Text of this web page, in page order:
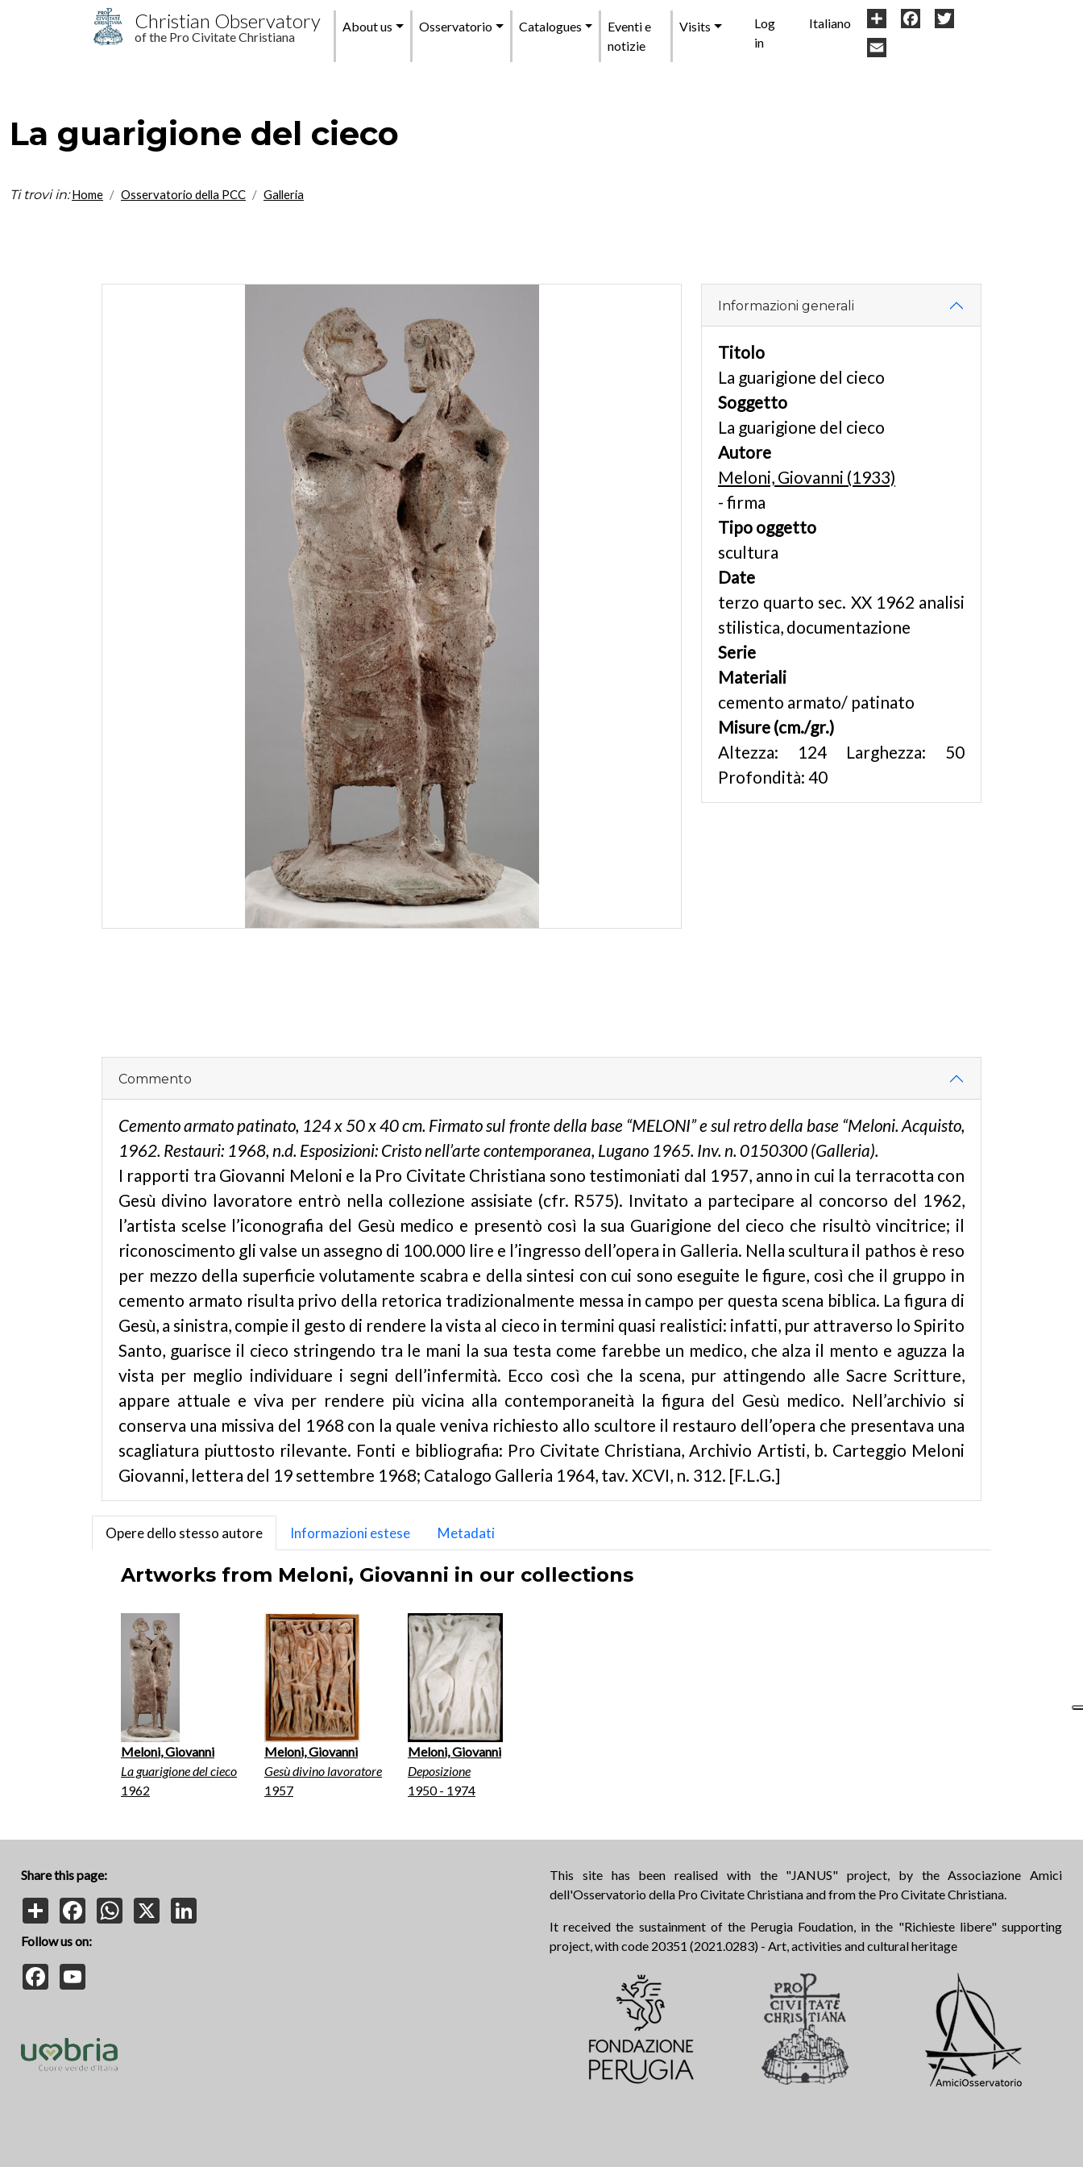
Skip to main content
Christian Observatory
of the Pro Civitate Christiana
Menu
About us Osservatorio Catalogues
Eventi e
notizie
Visits
User
account
Log
in
Italiano Share Facebook
La guarigione del cieco
Ti trovi in: Home Osservatorio della PCC Galleria
Informazioni generali
Titolo
La guarigione del cieco
Soggetto
La guarigione del cieco
Autore
Meloni, Giovanni (1933)
- firma
Tipo oggetto
scultura
Date
terzo quarto sec. XX 1962 analisi
stilistica, documentazione
Serie
Materiali
cemento armato/ patinato
Misure (cm./gr.)
Altezza: 124 Larghezza: 50
Profondità: 40
Commento
Cemento armato patinato, 124 x 50 x 40 cm. Firmato sul fronte della base “MELONI” e sul retro della base “Meloni. Acquisto,
1962. Restauri: 1968, n.d. Esposizioni: Cristo nell’arte contemporanea, Lugano 1965. Inv. n. 0150300 (Galleria).
I rapporti tra Giovanni Meloni e la Pro Civitate Christiana sono testimoniati dal 1957, anno in cui la terracotta con
Gesù divino lavoratore entrò nella collezione assisiate (cfr. R575). Invitato a partecipare al concorso del 1962,
l’artista scelse l’iconografia del Gesù medico e presentò così la sua Guarigione del cieco che risultò vincitrice; il
riconoscimento gli valse un assegno di 100.000 lire e l’ingresso dell’opera in Galleria. Nella scultura il pathos è reso
per mezzo della superficie volutamente scabra e della sintesi con cui sono eseguite le figure, così che il gruppo in
cemento armato risulta privo della retorica tradizionalmente messa in campo per questa scena biblica. La figura di
Gesù, a sinistra, compie il gesto di rendere la vista al cieco in termini quasi realistici: infatti, pur attraverso lo Spirito
Santo, guarisce il cieco stringendo tra le mani la sua testa come farebbe un medico, che alza il mento e aguzza la
vista per meglio individuare i segni dell’infermità. Ecco così che la scena, pur attingendo alle Sacre Scritture,
appare attuale e viva per rendere più vicina alla contemporaneità la figura del Gesù medico. Nell’archivio si
conserva una missiva del 1968 con la quale veniva richiesto allo scultore il restauro dell’opera che presentava una
scagliatura piuttosto rilevante. Fonti e bibliografia: Pro Civitate Christiana, Archivio Artisti, b. Carteggio Meloni
Giovanni, lettera del 19 settembre 1968; Catalogo Galleria 1964, tav. XCVI, n. 312. [F.L.G.]
Opere dello stesso autore Informazioni estese Metadati
Artworks from Meloni, Giovanni in our collections
Meloni, Giovanni
La guarigione del cieco
1962
Meloni, Giovanni
Gesù divino lavoratore
1957
Meloni, Giovanni
Deposizione
1950 - 1974
Share this page:
Share
FacebookWhatsApp
Follow us on:
Facebook
This site has been realised with the "JANUS" project, by the Associazione Amici
dell'Osservatorio della Pro Civitate Christiana and from the Pro Civitate Christiana.
It received the sustainment of the Perugia Foudation, in the "Richieste libere" supporting
project, with code 20351 (2021.0283) - Art, activities and cultural heritage